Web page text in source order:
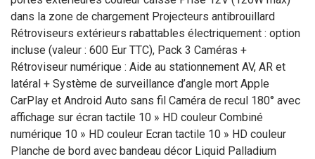
dans la zone de chargement Projecteurs antibrouillard
Rétroviseurs extérieurs rabattables électriquement : option
incluse (valeur : 600 Eur TTC), Pack 3 Caméras +
Rétroviseur numérique : Aide au stationnement AV, AR et
latéral + Système de surveillance d’angle mort Apple
CarPlay et Android Auto sans fil Caméra de recul 180° avec
affichage sur écran tactile 10 » HD couleur Combiné
numérique 10 » HD couleur Ecran tactile 10 » HD couleur
Planche de bord avec bandeau décor Liquid Palladium